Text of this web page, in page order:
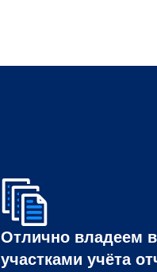
Отлично владеем
участками учёта